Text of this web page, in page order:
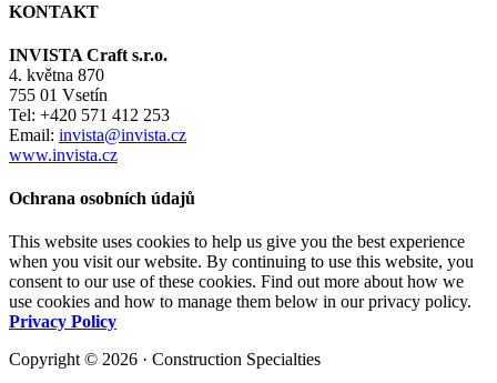
KONTAKT
INVISTA Craft s.r.o.
4. května 870
755 01 Vsetín
Tel: +420 571 412 253
Email: invista@invista.cz
www.invista.cz
Ochrana osobních údajů
This website uses cookies to help us give you the best experience
when you visit our website. By continuing to use this website, you
consent to our use of these cookies. Find out more about how we
use cookies and how to manage them below in our privacy policy.
Privacy Policy
Copyright © 2026 · Construction Specialties